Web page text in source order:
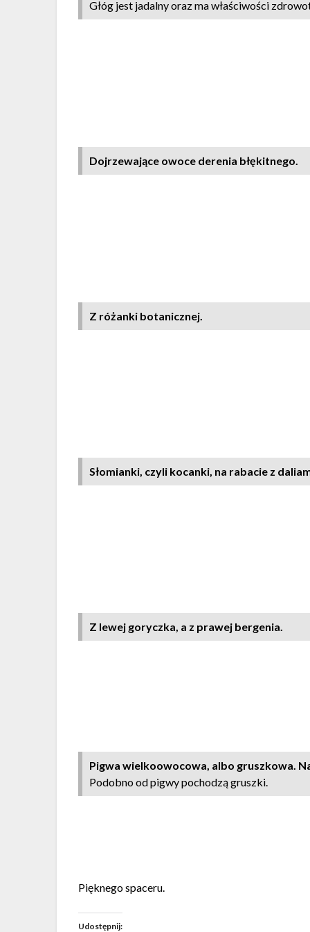
Głóg jest jadalny oraz ma właściwości
Dojrzewające owoce derenia błękitnego.
Z różanki botanicznej.
Słomianki, czyli kocanki, na rabacie z
Z lewej goryczka, a z prawej bergenia.
Pigwa wielkoowocowa, albo gruszkowa.
Podobno od pigwy pochodzą gruszki.
Pięknego spaceru.
Udostępnij: